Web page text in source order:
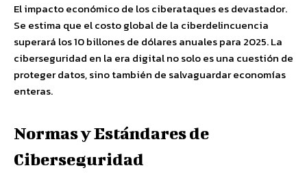
El impacto económico de los ciberataques es devastador.
Se estima que el costo global de la ciberdelincuencia
superará los 10 billones de dólares anuales para 2025. La
ciberseguridad en la era digital no solo es una cuestión de
proteger datos, sino también de salvaguardar economías
enteras.
Normas y Estándares de
Ciberseguridad